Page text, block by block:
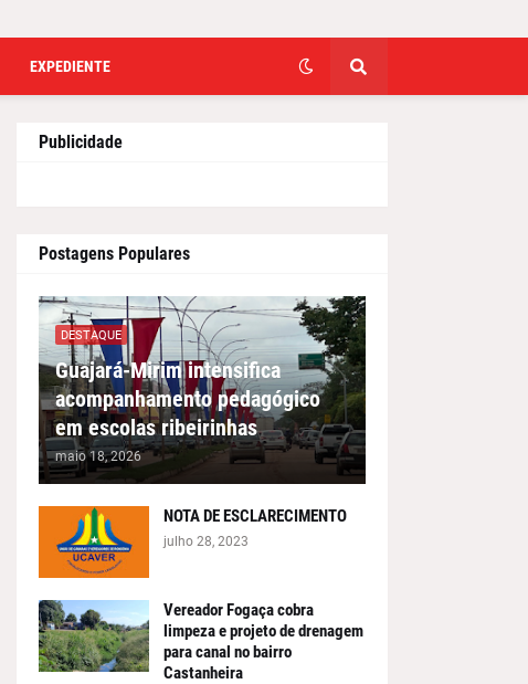
EXPEDIENTE
Publicidade
Postagens Populares
DESTAQUE
Guajará-Mirim intensifica
acompanhamento pedagógico
em escolas ribeirinhas
maio 18, 2026
NOTA DE ESCLARECIMENTO
julho 28, 2023
Vereador Fogaça cobra
limpeza e projeto de drenagem
para canal no bairro
Castanheira